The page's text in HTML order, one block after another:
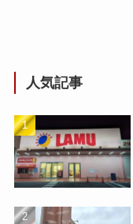
人気記事